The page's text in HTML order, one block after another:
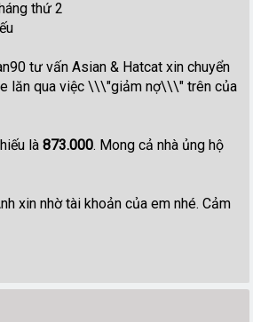
thứ 2
tư vấn Asian & Hatcat xin chuyển
lăn qua việc \\\"giảm nợ\\\" trên của
là873.000. Mong cả nhà ủng hộ
xin nhờ tài khoản của em nhé. Cảm